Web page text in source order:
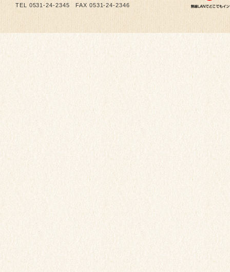
TEL 0531-24-2345 FAX 0531-24-2346